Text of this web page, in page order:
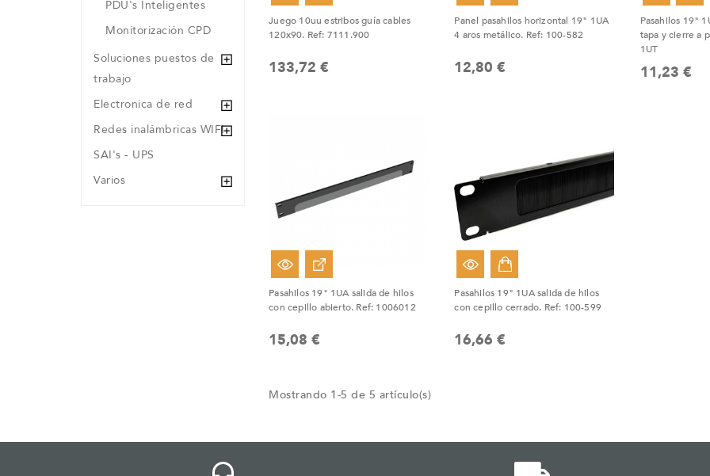
PDU's Inteligentes
Monitorización CPD
Soluciones puestos de
trabajo
Electronica de red
Redes inalámbricas WIFI
SAI's - UPS
Varios
Juego 10uu estribos guía cables
120x90. Ref: 7111.900
133,72 €
Panel pasahilos horizontal 19" 1UA
4 aros metálico. Ref: 100-582
12,80 €
Pasahilos 19"
tapa y cierre a
1UT
11,23 €
Pasahilos 19" 1UA salida de hilos
con cepillo abierto. Ref: 1006012
15,08 €
Pasahilos 19" 1UA salida de hilos
con cepillo cerrado. Ref: 100-599
16,66 €
Mostrando 1-5 de 5 artículo(s)